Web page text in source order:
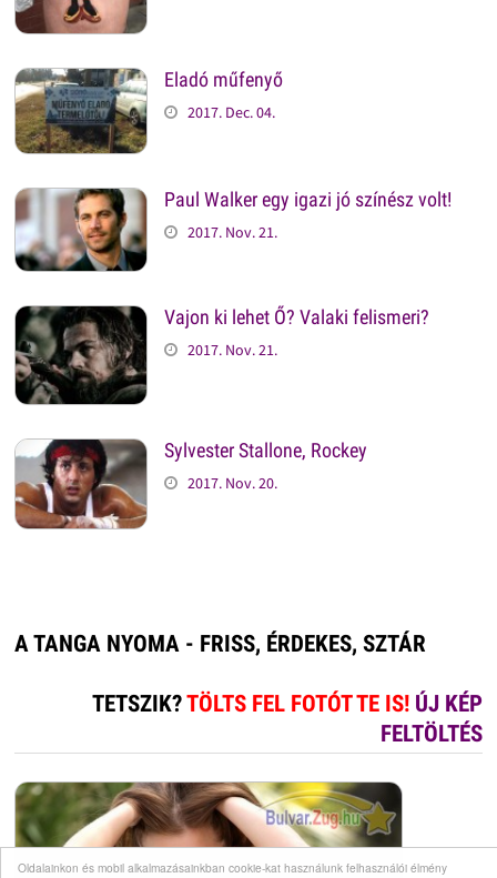
Oldalainkon és mobil alkalmazásainkban cookie-kat használunk felhasználói élmény
Eladó műfenyő
2017. Dec. 04.
Paul Walker egy igazi jó színész volt!
2017. Nov. 21.
Vajon ki lehet Ő? Valaki felismeri?
2017. Nov. 21.
Sylvester Stallone, Rockey
2017. Nov. 20.
A TANGA NYOMA - FRISS, ÉRDEKES, SZTÁR
TETSZIK?TÖLTS FEL FOTÓT TE IS! ÚJ KÉP
FELTÖLTÉS